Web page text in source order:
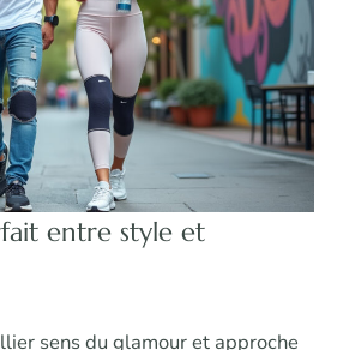
entre style et
sens du glamour et approche